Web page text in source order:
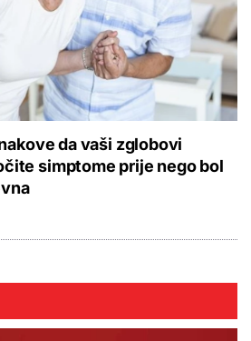
da vaši zglobovi
simptome prije nego bol